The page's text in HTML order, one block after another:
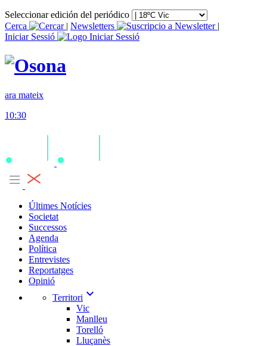
Seleccionar edición del periódico
Cerca
| Newsletters
|
Iniciar Sessió
ara mateix
10:30
Últimes Notícies
Societat
Successos
Agenda
Política
Entrevistes
Reportatges
Opinió
Territori expand_more
Vic
Manlleu
Torelló
Lluçanès